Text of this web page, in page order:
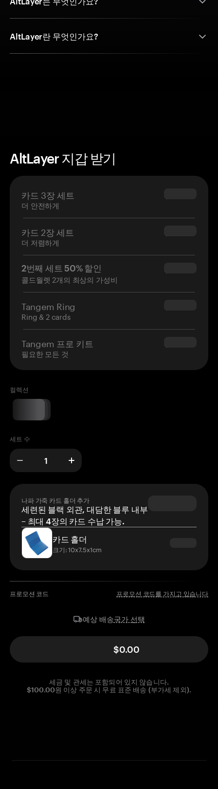
AltLayer란 무엇인가요?
AltLayer 지갑 받기
카드 3장 세트
더 안전하게
$69.90
카드 2장 세트
더 저렴하게
$54.90
2번째 세트 50% 할인
콜드월렛 2개의 최상의 가성비
$34.95
Tangem Ring
Ring & 2 cards
$160.00
Tangem 프로 키트
필요한 모든 것
$180.00
컬렉션
세트 수
나파 가죽 카드 홀더 추가
세련된 블랙 외관, 대담한 블루 내부
– 최대 4장의 카드 수납 가능.
카드 홀더
크기: 10x7.5x1cm
프로모션 코드 프로모션 코드를 가지고 있습니다
예상 배송국가 선택
$0.00
세금 및 관세는 포함되어 있지 않습니다.
$100.00원 이상 주문 시 무료 표준 배송 (부가세 제외).